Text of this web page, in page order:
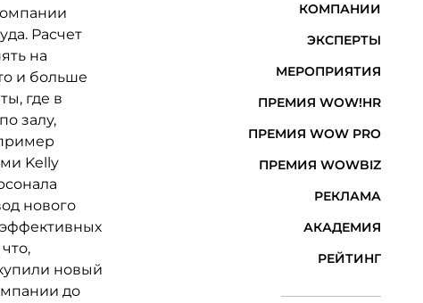
Расчет
на
и больше
где в
залу,
Kelly
нового
новый
до
КОМПАНИИ
ЭКСПЕРТЫ
МЕРОПРИЯТИЯ
ПРЕМИЯ WOW!HR
ПРЕМИЯ WOW PRO
ПРЕМИЯ WOWBIZ
РЕКЛАМА
АКАДЕМИЯ
РЕЙТИНГ